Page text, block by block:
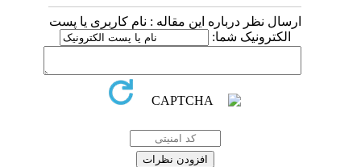
ارسال نظر درباره این مقاله : نام کاربری یا پست
الکترونیک شما: